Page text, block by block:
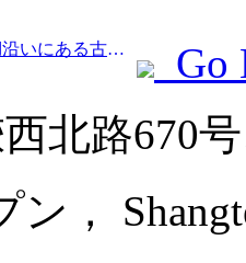
Prev:浙江省湖州市の太湖沿いにある古い村落では、10億元近くの投資をかけて改修と改良が始まった。
Go
北路670
ン，